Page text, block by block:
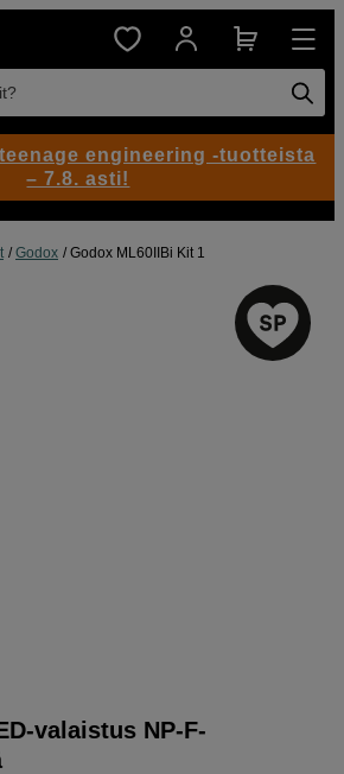
Godox Godox ML60IIBi Kit 1
valaistus NP-F-
engineering -tuotteista
– 7.8. asti!